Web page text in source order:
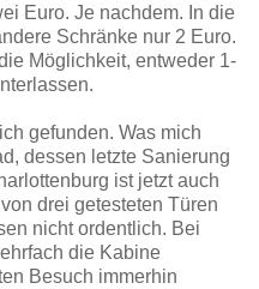
Euro. Je nachdem. In die
Schränke nur 2 Euro.
Möglichkeit, entweder 1-
gefunden. Was mich
dessen letzte Sanierung
ist jetzt auch
drei getesteten Türen
nicht ordentlich. Bei
die Kabine
Besuch immerhin